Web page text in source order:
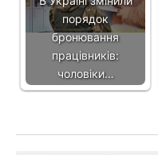
порядок
бронювання
працівників:
чоловіки…